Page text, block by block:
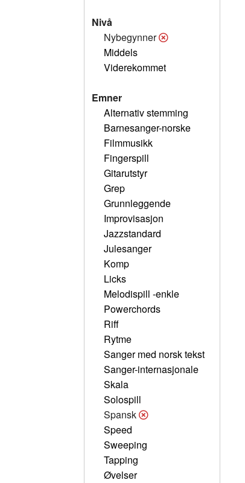
Nivå
Nybegynner
Middels
Viderekommet
Emner
Alternativ stemming
Barnesanger-norske
Filmmusikk
Fingerspill
Gitarutstyr
Grep
Grunnleggende
Improvisasjon
Jazzstandard
Julesanger
Komp
Licks
Melodispill -enkle
Powerchords
Riff
Rytme
Sanger med norsk tekst
Sanger-internasjonale
Skala
Solospill
Spansk
Speed
Sweeping
Tapping
Øvelser